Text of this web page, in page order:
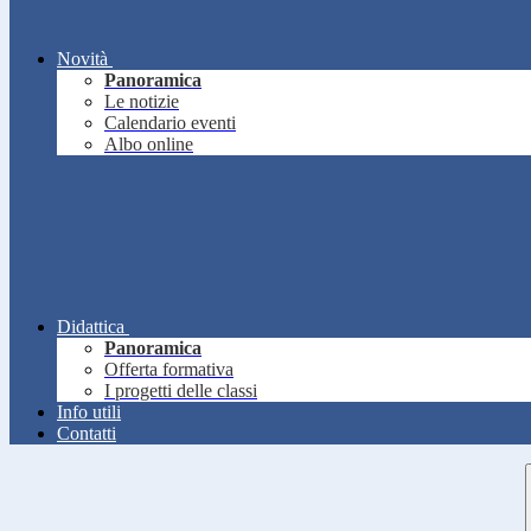
Novità
Panoramica
Le notizie
Calendario eventi
Albo online
Didattica
Panoramica
Offerta formativa
I progetti delle classi
Info utili
Contatti